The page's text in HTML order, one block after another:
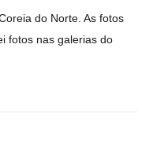
do Norte. As fotos
fotos nas galerias do